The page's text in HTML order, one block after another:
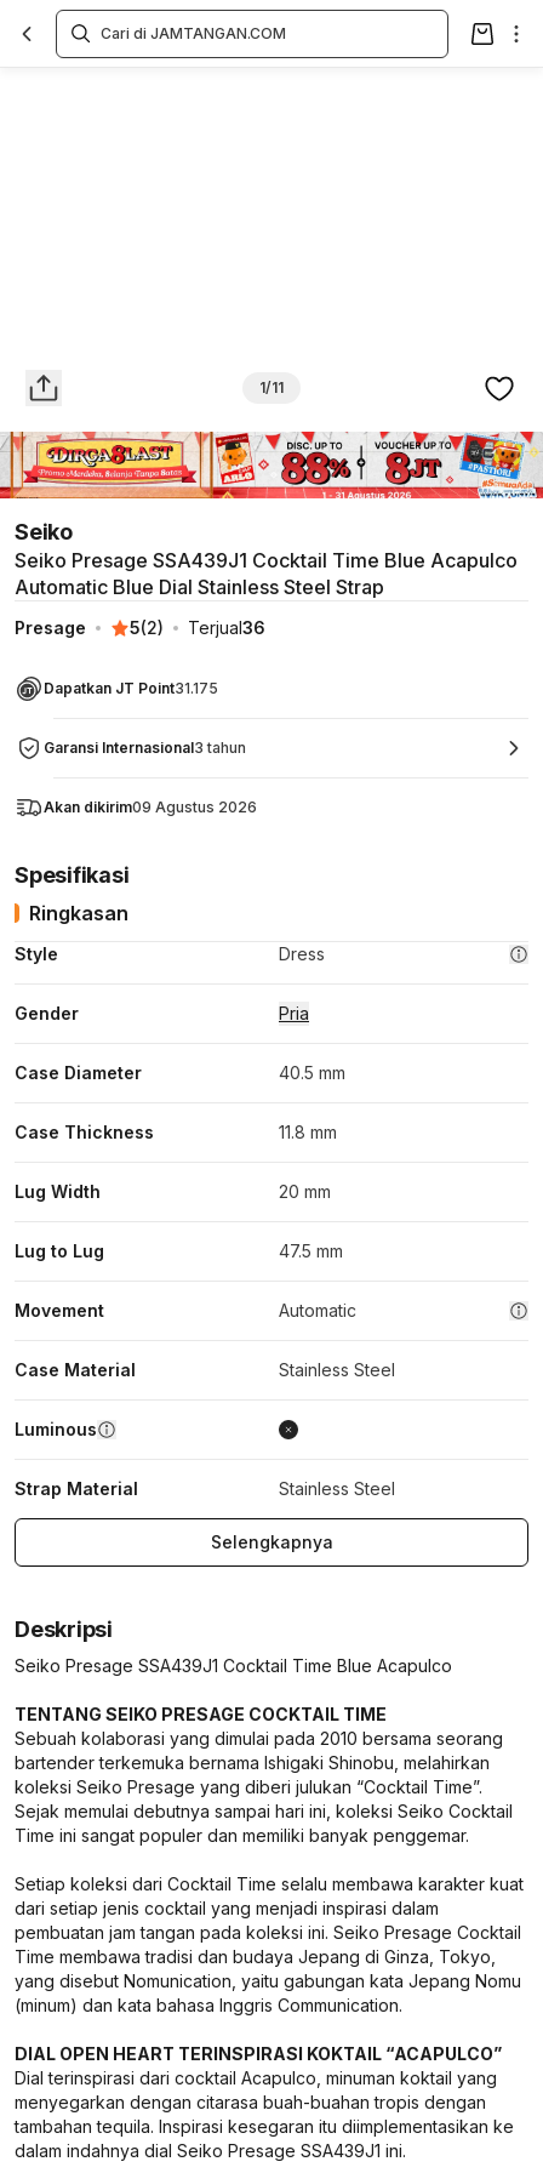
1/11
Seiko
Seiko Presage SSA439J1 Cocktail Time Blue Acapulco
Automatic Blue Dial Stainless Steel Strap
Presage 5(2) Terjual36
Dapatkan JT Point31.175
Garansi Internasional3 tahun
Akan dikirim09 Agustus 2026
Spesifikasi
Ringkasan
Style Dress
Gender Pria
Case Diameter 40.5 mm
Case Thickness 11.8 mm
Lug Width 20 mm
Lug to Lug 47.5 mm
Movement Automatic
Case Material Stainless Steel
Luminous
Strap Material Stainless Steel
Selengkapnya
Deskripsi
Seiko Presage SSA439J1 Cocktail Time Blue Acapulco
TENTANG SEIKO PRESAGE COCKTAIL TIME
Sebuah kolaborasi yang dimulai pada 2010 bersama seorang
bartender terkemuka bernama Ishigaki Shinobu, melahirkan
koleksi Seiko Presage yang diberi julukan “Cocktail Time”.
Sejak memulai debutnya sampai hari ini, koleksi Seiko Cocktail
Time ini sangat populer dan memiliki banyak penggemar.
Setiap koleksi dari Cocktail Time selalu membawa karakter kuat
dari setiap jenis cocktail yang menjadi inspirasi dalam
pembuatan jam tangan pada koleksi ini. Seiko Presage Cocktail
Time membawa tradisi dan budaya Jepang di Ginza, Tokyo,
yang disebut Nomunication, yaitu gabungan kata Jepang Nomu
(minum) dan kata bahasa Inggris Communication.
DIAL OPEN HEART TERINSPIRASI KOKTAIL “ACAPULCO”
Dial terinspirasi dari cocktail Acapulco, minuman koktail yang
menyegarkan dengan citarasa buah-buahan tropis dengan
tambahan tequila. Inspirasi kesegaran itu diimplementasikan ke
dalam indahnya dial Seiko Presage SSA439J1 ini.